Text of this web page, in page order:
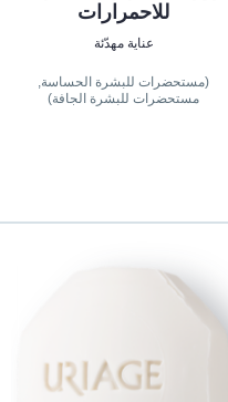
للاحمرارات
عناية مهدّئة
(مستحضرات للبشرة الحساسة,
مستحضرات للبشرة الجافة)